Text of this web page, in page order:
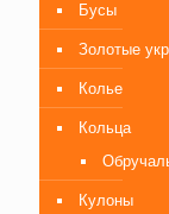
Бусы
Золотые
Колье
Кольца
Кулоны